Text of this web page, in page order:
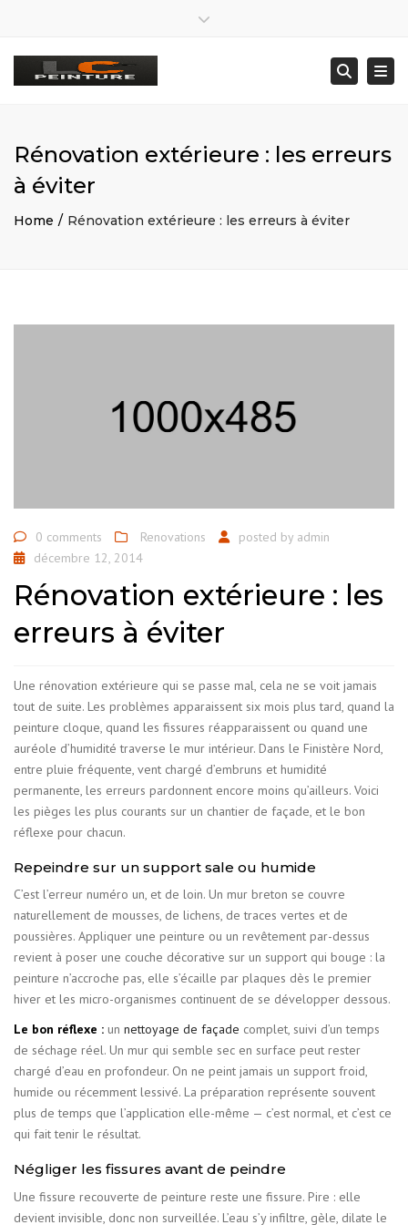
07 80 43 04 93
lc29260@gmail.com
Rénovation extérieure : les erreurs
à éviter
Home Rénovation extérieure : les erreurs à éviter
0 comments Renovations posted by admin
décembre 12, 2014
Rénovation extérieure : les
erreurs à éviter
Une rénovation extérieure qui se passe mal, cela ne se voit jamais
tout de suite. Les problèmes apparaissent six mois plus tard, quand la
peinture cloque, quand les fissures réapparaissent ou quand une
auréole d’humidité traverse le mur intérieur. Dans le Finistère Nord,
entre pluie fréquente, vent chargé d’embruns et humidité
permanente, les erreurs pardonnent encore moins qu’ailleurs. Voici
les pièges les plus courants sur un chantier de façade, et le bon
réflexe pour chacun.
Repeindre sur un support sale ou humide
C’est l’erreur numéro un, et de loin. Un mur breton se couvre
naturellement de mousses, de lichens, de traces vertes et de
poussières. Appliquer une peinture ou un revêtement par-dessus
revient à poser une couche décorative sur un support qui bouge : la
peinture n’accroche pas, elle s’écaille par plaques dès le premier
hiver et les micro-organismes continuent de se développer dessous.
Le bon réflexe : un nettoyage de façade complet, suivi d’un temps
de séchage réel. Un mur qui semble sec en surface peut rester
chargé d’eau en profondeur. On ne peint jamais un support froid,
humide ou récemment lessivé. La préparation représente souvent
plus de temps que l’application elle-même — c’est normal, et c’est ce
qui fait tenir le résultat.
Négliger les fissures avant de peindre
Une fissure recouverte de peinture reste une fissure. Pire : elle
devient invisible, donc non surveillée. L’eau s’y infiltre, gèle, dilate le